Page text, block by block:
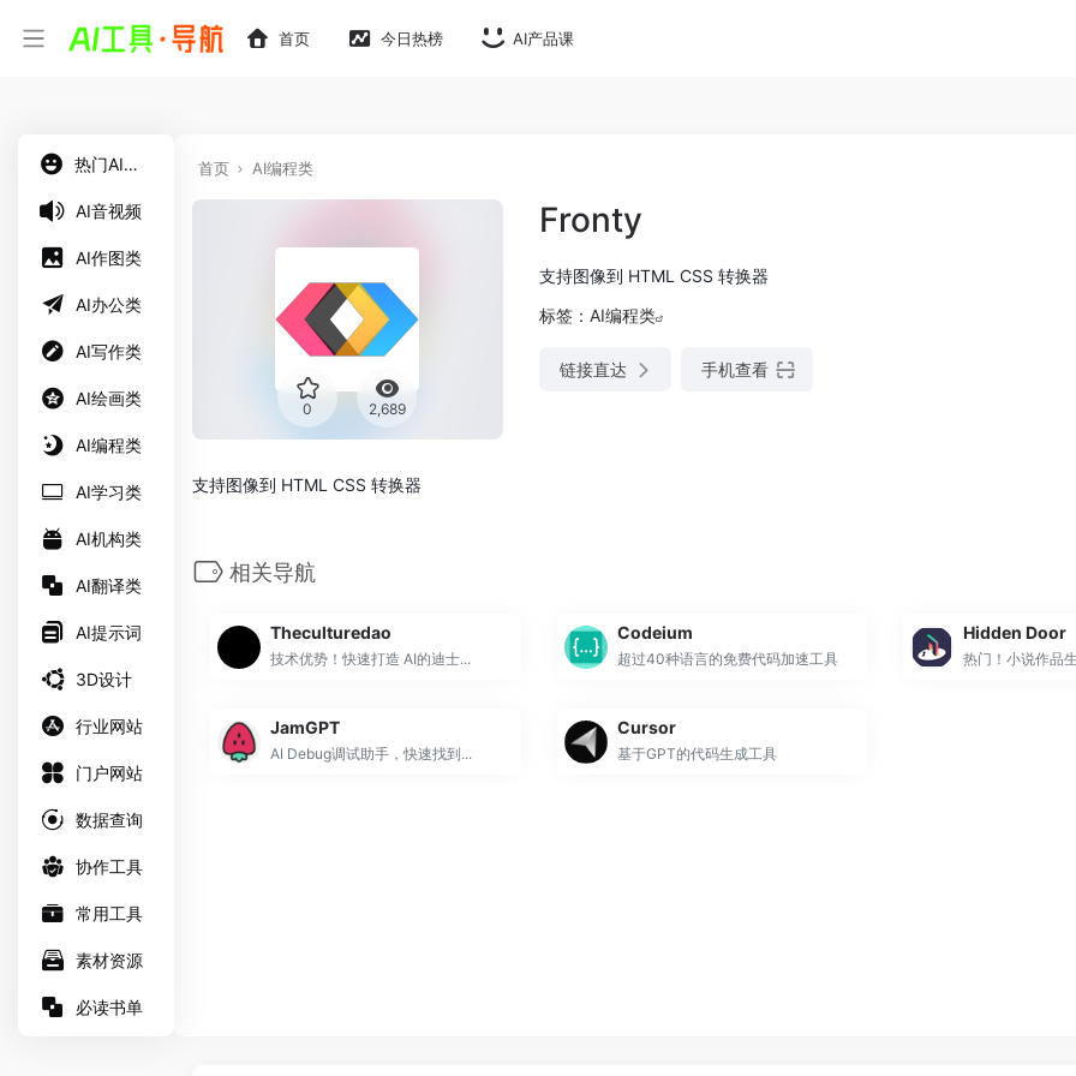
首页 今日热榜 AI产品课
热门AI工具
AI音视频
AI作图类
AI办公类
AI写作类
AI绘画类
AI编程类
AI学习类
AI机构类
AI翻译类
AI提示词
3D设计
行业网站
门户网站
数据查询
协作工具
常用工具
素材资源
必读书单
首页 AI编程类
0 2,689
Fronty
支持图像到 HTML CSS 转换器
标签： AI编程类
链接直达 手机查看
支持图像到 HTML CSS 转换器
相关导航
Theculturedao
技术优势！快速打造 AI的迪士...
Codeium
超过40种语言的免费代码加速工具
Hidden Door
热门！小说作品
JamGPT
AI Debug调试助手，快速找到...
Cursor
基于GPT的代码生成工具